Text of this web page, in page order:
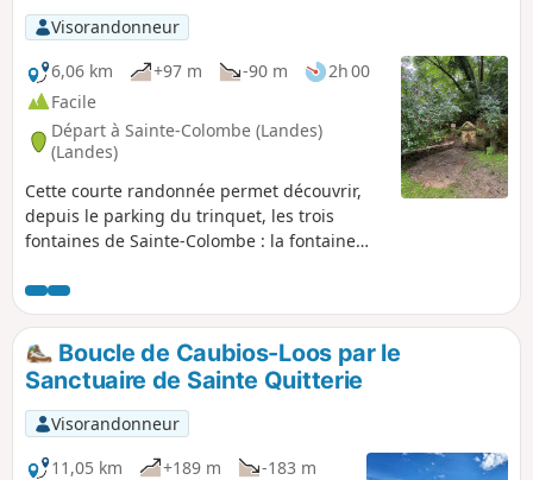
Visorandonneur
6,06 km
+97 m -90 m
2h 00
Facile
Départ à Sainte-Colombe (Landes)
(Landes)
Cette courte randonnée permet découvrir,
depuis le parking du trinquet, les trois
fontaines de Sainte-Colombe : la fontaine
de la Hounrède. Attention : circuit fermé du
1er octobre au 30 novembre (chasse).
Boucle de Caubios-Loos par le
Sanctuaire de Sainte Quitterie
Visorandonneur
11,05 km
+189 m
-183 m